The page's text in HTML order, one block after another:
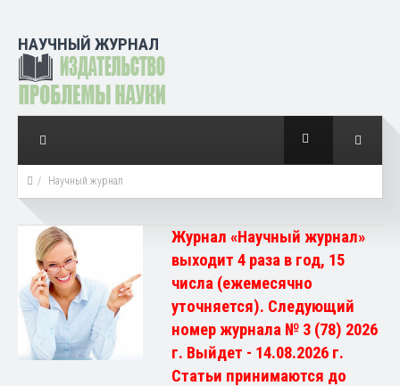
НАУЧНЫЙ ЖУРНАЛ
Научный журнал
Журнал «Научный журнал»
выходит 4 раза в год, 15
числа (ежемесячно
уточняется). Следующий
номер журнала № 3 (78) 2026
г. Выйдет - 14.08.2026 г.
Статьи принимаются до